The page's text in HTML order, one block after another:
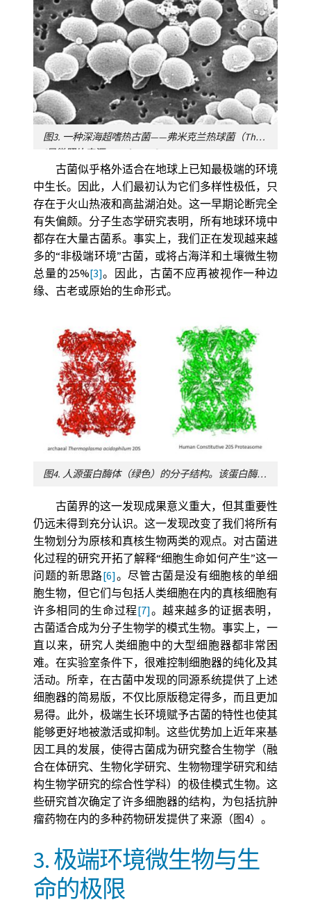
图3. 一种深海超嗜热古菌——弗米克兰热球菌（Thermococcus fumicolans）的电镜照片。
[显微照片来源：© Ifremer]
古菌似乎格外适合在地球上已知最极端的环境
中生长。因此，人们最初认为它们多样性极低，只
存在于火山热液和高盐湖泊处。这一早期论断完全
有失偏颇。分子生态学研究表明，所有地球环境中
都存在大量古菌系。事实上，我们正在发现越来越
多的“非极端环境”古菌，或将占海洋和土壤微生物
总量的25%[3]。因此，古菌不应再被视作一种边
缘、古老或原始的生命形式。
图4. 人源蛋白酶体（绿色）的分子结构。该蛋白酶体是一种与癌症有关的细胞器。其在古菌中对应的结构以红色表示。
古菌界的这一发现成果意义重大，但其重要性
仍远未得到充分认识。这一发现改变了我们将所有
生物划分为原核和真核生物两类的观点。对古菌进
化过程的研究开拓了解释“细胞生命如何产生”这一
问题的新思路[6]。尽管古菌是没有细胞核的单细
胞生物，但它们与包括人类细胞在内的真核细胞有
许多相同的生命过程[7]。越来越多的证据表明，
古菌适合成为分子生物学的模式生物。事实上，一
直以来，研究人类细胞中的大型细胞器都非常困
难。在实验室条件下，很难控制细胞器的纯化及其
活动。所幸，在古菌中发现的同源系统提供了上述
细胞器的简易版，不仅比原版稳定得多，而且更加
易得。此外，极端生长环境赋予古菌的特性也使其
能够更好地被激活或抑制。这些优势加上近年来基
因工具的发展，使得古菌成为研究整合生物学（融
合在体研究、生物化学研究、生物物理学研究和结
构生物学研究的综合性学科）的极佳模式生物。这
些研究首次确定了许多细胞器的结构，为包括抗肿
瘤药物在内的多种药物研发提供了来源（图4）。
3. 极端环境微生物与生
命的极限